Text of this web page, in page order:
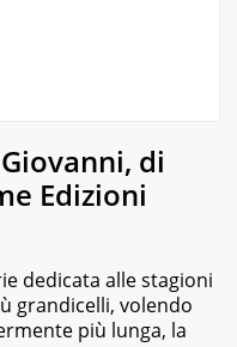
di
Edizioni
dedicata alle stagioni
grandicelli, volendo
più lunga, la